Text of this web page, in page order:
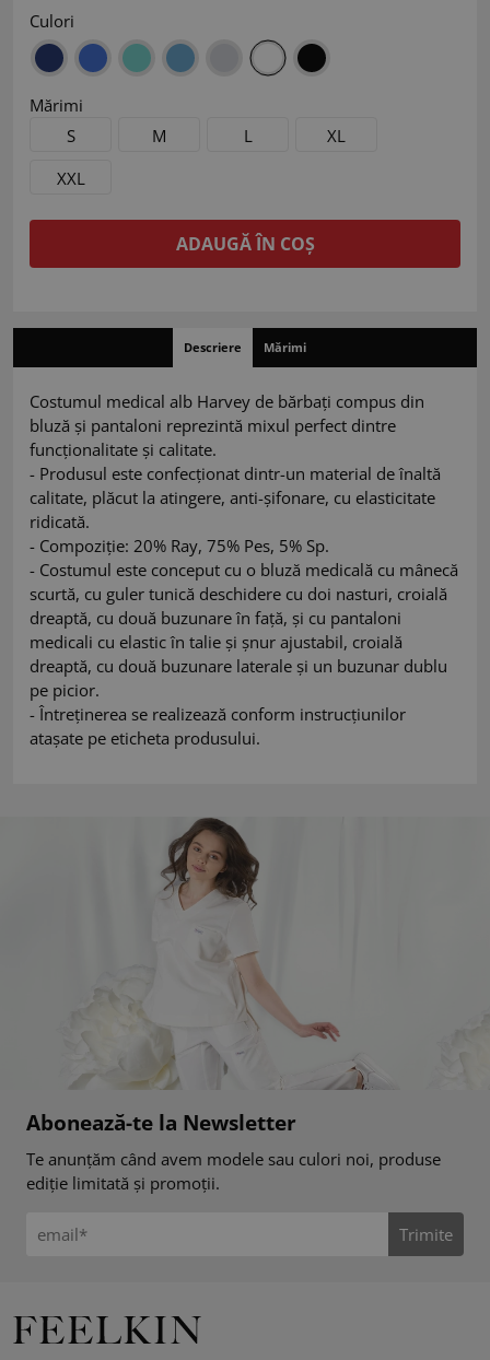
Culori
Mărimi
S
M L
XL
XXL
ADAUGĂ ÎN COȘ
Descriere Mărimi
Costumul medical alb Harvey de bărbați compus din
bluză și pantaloni reprezintă mixul perfect dintre
funcționalitate și calitate.
- Produsul este confecționat dintr-un material de înaltă
calitate, plăcut la atingere, anti-șifonare, cu elasticitate
ridicată.
- Compoziție: 20% Ray, 75% Pes, 5% Sp.
- Costumul este conceput cu o bluză medicală cu mânecă
scurtă, cu guler tunică deschidere cu doi nasturi, croială
dreaptă, cu două buzunare în față, și cu pantaloni
medicali cu elastic în talie și șnur ajustabil, croială
dreaptă, cu două buzunare laterale și un buzunar dublu
pe picior.
- Întreținerea se realizează conform instrucțiunilor
atașate pe eticheta produsului.
Abonează-te la Newsletter
Te anunțăm când avem modele sau culori noi, produse
ediție limitată și promoții.
Trimite